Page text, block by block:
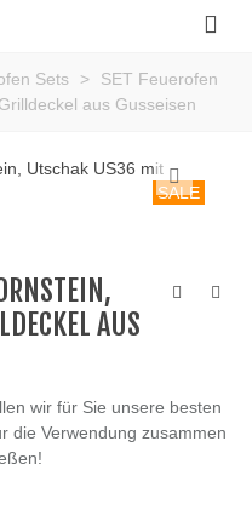
Sets >
SET Feuerofen
aus Gusseisen
SALE
AUS
wir für Sie unsere besten
die Verwendung zusammen